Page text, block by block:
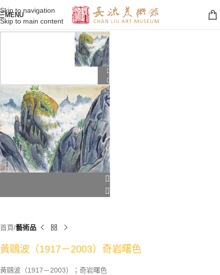
Skip to navigation
Skip to main content
MENU
首頁 藝術品
黃鷗波（1917－2003）奇岩曙色
黃鷗波（1917－2003）；奇岩曙色